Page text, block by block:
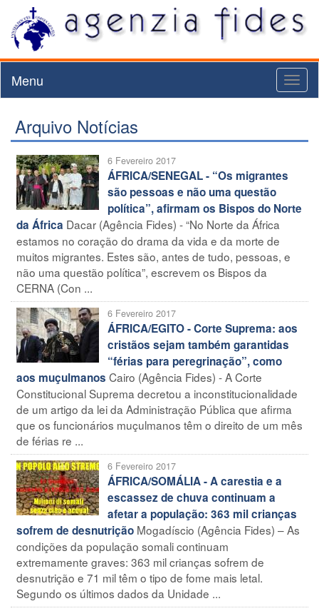
Menu
Arquivo Notícias
6 Fevereiro 2017
ÁFRICA/SENEGAL - “Os migrantes
são pessoas e não uma questão
política”, afirmam os Bispos do Norte
da África Dacar (Agência Fides) - “No Norte da África
estamos no coração do drama da vida e da morte de
muitos migrantes. Estes são, antes de tudo, pessoas, e
não uma questão política”, escrevem os Bispos da
CERNA (Con ...
6 Fevereiro 2017
ÁFRICA/EGITO - Corte Suprema: aos
cristãos sejam também garantidas
“férias para peregrinação”, como
aos muçulmanos Cairo (Agência Fides) - A Corte
Constitucional Suprema decretou a inconstitucionalidade
de um artigo da lei da Administração Pública que afirma
que os funcionários muçulmanos têm o direito de um mês
de férias re ...
6 Fevereiro 2017
ÁFRICA/SOMÁLIA - A carestia e a
escassez de chuva continuam a
afetar a população: 363 mil crianças
sofrem de desnutrição Mogadíscio (Agência Fides) – As
condições da população somali continuam
extremamente graves: 363 mil crianças sofrem de
desnutrição e 71 mil têm o tipo de fome mais letal.
Segundo os últimos dados da Unidade ...